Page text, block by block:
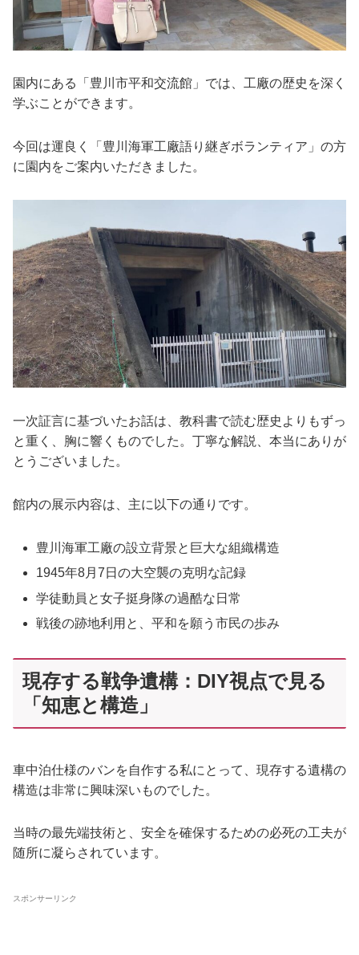
園内にある「豊川市平和交流館」では、工廠の歴史を深く
学ぶことができます。
今回は運良く「豊川海軍工廠語り継ぎボランティア」の方
に園内をご案内いただきました。
一次証言に基づいたお話は、教科書で読む歴史よりもずっ
と重く、胸に響くものでした。丁寧な解説、本当にありが
とうございました。
館内の展示内容は、主に以下の通りです。
豊川海軍工廠の設立背景と巨大な組織構造
1945年8月7日の大空襲の克明な記録
学徒動員と女子挺身隊の過酷な日常
戦後の跡地利用と、平和を願う市民の歩み
現存する戦争遺構：DIY視点で見る
「知恵と構造」
車中泊仕様のバンを自作する私にとって、現存する遺構の
構造は非常に興味深いものでした。
当時の最先端技術と、安全を確保するための必死の工夫が
随所に凝らされています。
スポンサーリンク